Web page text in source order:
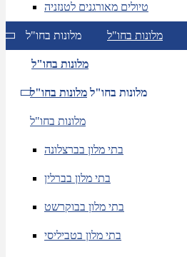
טיולים מאורגנים לטנזניה
מלונות בחו"ל מלונות בחו"ל
מלונות בחו"ל
מלונות בחו"ל מלונות בחו"ל
מלונות בחו"ל
בתי מלון בברצלונה
בתי מלון בברלין
בתי מלון בבוקרשט
בתי מלון בטביליסי